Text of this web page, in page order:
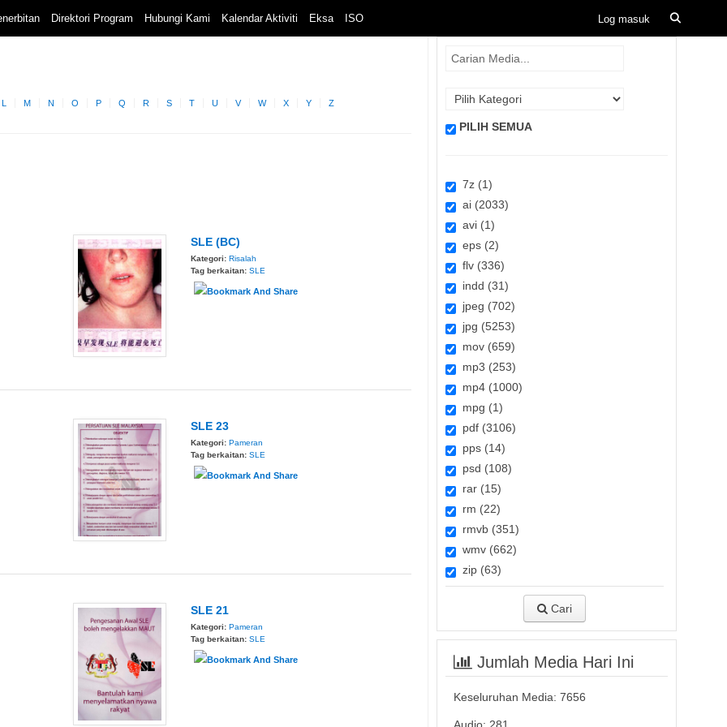
Direktori Program Hubungi Kami Kalendar Aktiviti Eksa ISO
L M N O P Q R S T U V W X Y Z
SLE (BC)
Kategori:Risalah
Tag berkaitan:SLE
SLE 23
Kategori:Pameran
Tag berkaitan:SLE
SLE 21
Kategori:Pameran
Tag berkaitan:SLE
PILIH SEMUA
7z (1)
ai (2033)
avi (1)
eps (2)
flv (336)
indd (31)
jpeg (702)
jpg (5253)
mov (659)
mp3 (253)
mp4 (1000)
mpg (1)
pdf (3106)
pps (14)
psd (108)
rar (15)
rm (22)
rmvb (351)
wmv (662)
zip (63)
Cari
Jumlah Media Hari Ini
Keseluruhan Media: 7656